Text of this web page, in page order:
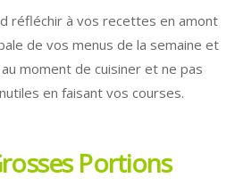
réfléchir à vos recettes en amont
de vos menus de la semaine et
moment de cuisiner et ne pas
en faisant vos courses.
Portions